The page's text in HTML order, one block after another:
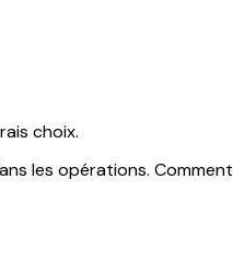
choix.
les opérations. Comment